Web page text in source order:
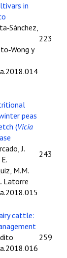
in
y
223
peas
(Vicia
J.
M.M.
Latorre
243
cattle:
259